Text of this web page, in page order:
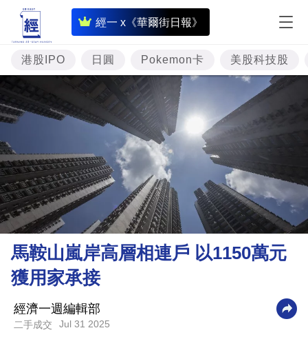
經一 x《華爾街日報》
即
時
財
經
題
資
樓
理
財
商
業
科
港股IPO 日圓 Pokemon卡 美股科技股
馬鞍山嵐岸高層相連戶 以1150萬元
獲用家承接
經濟一週編輯部
二手成交 Jul 31 2025